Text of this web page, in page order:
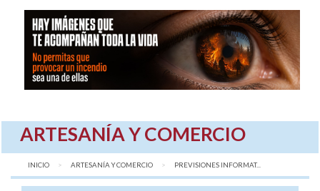
ARTESANÍA Y COMERCIO
INICIO ARTESANÍA Y COMERCIO AQUÍ:
PREVISIONES INFORMAT...